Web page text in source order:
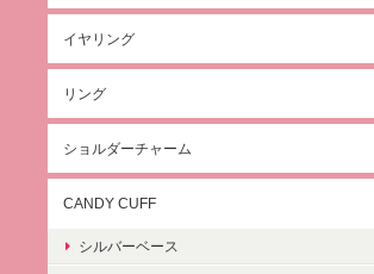
イヤリング
リング
ショルダーチャーム
CANDY CUFF
シルバーベース